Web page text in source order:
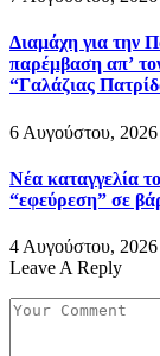
Διαμάχη για την
παρέμβαση απ’
“Γαλάζιας
6 Αυγούστου, 2026
Νέα καταγγελία
“εφεύρεση” σε
4 Αυγούστου, 2026
Leave A Reply